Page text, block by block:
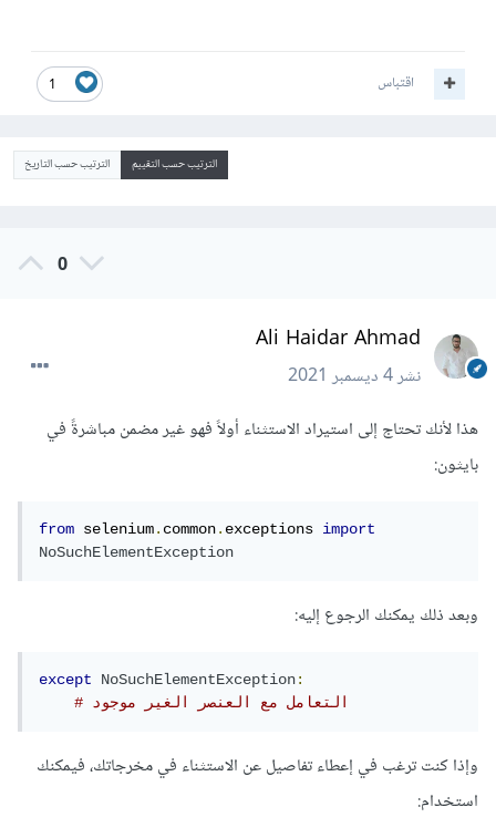
1 اقتباس
الترتيب حسب التقييم الترتيب حسب التاريخ
0
Ali Haidar Ahmad
نشر4 ديسمبر 2021
هذا لأنك تحتاج إلى استيراد الاستثناء أولاً فهو غير مضمن مباشرةً في
بايثون:
from selenium.common.exceptions import
NoSuchElementException
وبعد ذلك يمكنك الرجوع إليه:
except NoSuchElementException:
# التعامل مع العنصر الغير موجود
وإذا كنت ترغب في إعطاء تفاصيل عن الاستثناء في مخرجاتك، فيمكنك
استخدام: